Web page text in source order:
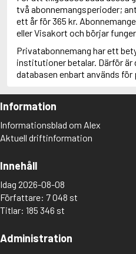
två abonnemangsperioder;
ett år för 365 kr.
eller Visakort och börjar
Privatabonnemang har ett
institutioner betalar. Därför
databasen enbart används för
Information
Informationsblad om Alex
Aktuell driftinformation
Innehåll
Idag 2026-08-08
Författare: 7 048 st
Titlar: 185 346 st
Administration